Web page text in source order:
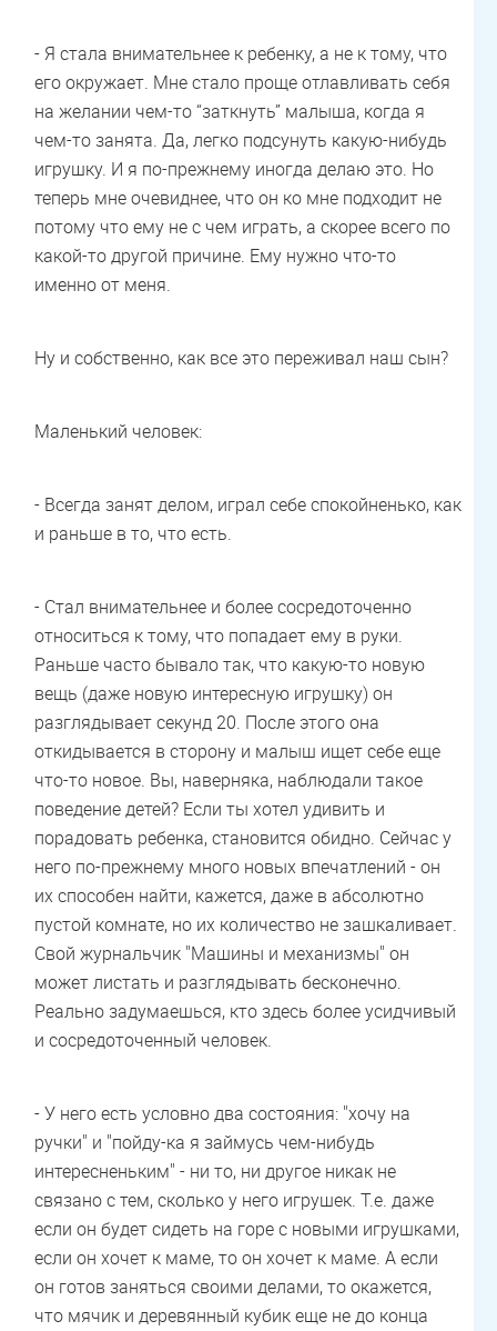
- Я стала внимательнее к ребенку, а не к тому, что
его окружает. Мне стало проще отлавливать себя
на желании чем-то “заткнуть” малыша, когда я
чем-то занята. Да, легко подсунуть какую-нибудь
игрушку. И я по-прежнему иногда делаю это. Но
теперь мне очевиднее, что он ко мне подходит не
потому что ему не с чем играть, а скорее всего по
какой-то другой причине. Ему нужно что-то
именно от меня.
Ну и собственно, как все это переживал наш сын?
Маленький человек:
- Всегда занят делом, играл себе спокойненько, как
и раньше в то, что есть.
- Стал внимательнее и более сосредоточенно
относиться к тому, что попадает ему в руки.
Раньше часто бывало так, что какую-то новую
вещь (даже новую интересную игрушку) он
разглядывает секунд 20. После этого она
откидывается в сторону и малыш ищет себе еще
что-то новое. Вы, наверняка, наблюдали такое
поведение детей? Если ты хотел удивить и
порадовать ребенка, становится обидно. Сейчас у
него по-прежнему много новых впечатлений - он
их способен найти, кажется, даже в абсолютно
пустой комнате, но их количество не зашкаливает.
Свой журнальчик "Машины и механизмы" он
может листать и разглядывать бесконечно.
Реально задумаешься, кто здесь более усидчивый
и сосредоточенный человек.
- У него есть условно два состояния: "хочу на
ручки" и "пойду-ка я займусь чем-нибудь
интересненьким" - ни то, ни другое никак не
связано с тем, сколько у него игрушек. Т.е. даже
если он будет сидеть на горе с новыми игрушками,
если он хочет к маме, то он хочет к маме. А если
он готов заняться своими делами, то окажется,
что мячик и деревянный кубик еще не до конца